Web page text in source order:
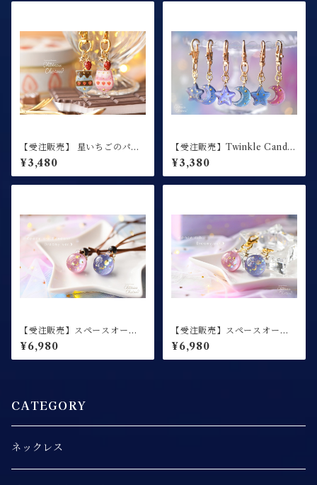
【受注販売】 星いちごのパフ
ェ / キーホルダー
¥3,480
【受注販売】Twinkle Candy
/ キーホルダー
¥3,380
【受注販売】スペースオーブ
ペンダント Dreamy ver.
¥6,980
【受注販売】スペースオーブ
キーホルダー Dreamy ver.
¥6,980
CATEGORY
ネックレス